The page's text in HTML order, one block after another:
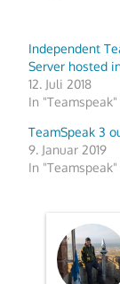
Independent
Server hosted
12. Juli 2018
In "Teamspeak"
TeamSpeak 3
9. Januar 2019
In "Teamspeak"